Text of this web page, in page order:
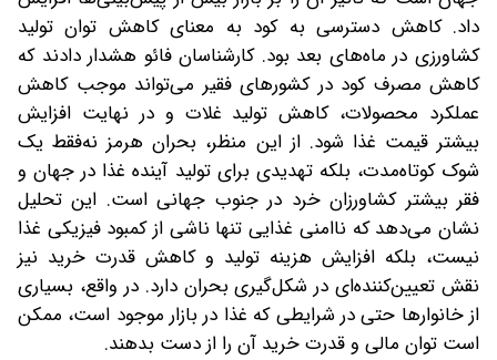
داد. کاهش دسترسی به کود به معنای کاهش توان تولید
کشاورزی در ماه‌های بعد بود. کارشناسان فائو هشدار دادند که
کاهش مصرف کود در کشورهای فقیر می‌تواند موجب کاهش
عملکرد محصولات، کاهش تولید غلات و در نهایت افزایش
بیشتر قیمت غذا شود. از این منظر، بحران هرمز نه‌فقط یک
شوک کوتاه‌مدت، بلکه تهدیدی برای تولید آینده غذا در جهان و
فقر بیشتر کشاورزان خرد در جنوب جهانی است. این تحلیل
نشان می‌دهد که ناامنی غذایی تنها ناشی از کمبود فیزیکی غذا
نیست، بلکه افزایش هزینه تولید و کاهش قدرت خرید نیز
نقش تعیین‌کننده‌ای در شکل‌گیری بحران دارد. در واقع، بسیاری
از خانوارها حتی در شرایطی که غذا در بازار موجود است، ممکن
است توان مالی و قدرت خرید آن را از دست بدهند.